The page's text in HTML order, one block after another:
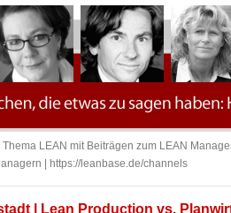
Thema LEAN mit Beiträgen zum LEAN
| https://leanbase.de/channels
| Lean Production vs.